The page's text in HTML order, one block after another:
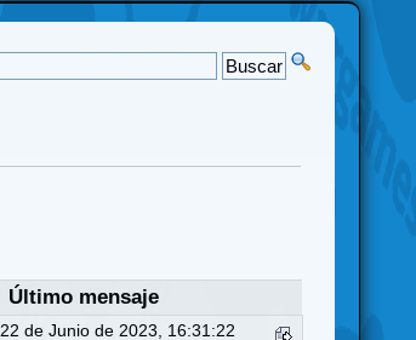
Último mensaje
22 de Junio de 2023, 16:31:22